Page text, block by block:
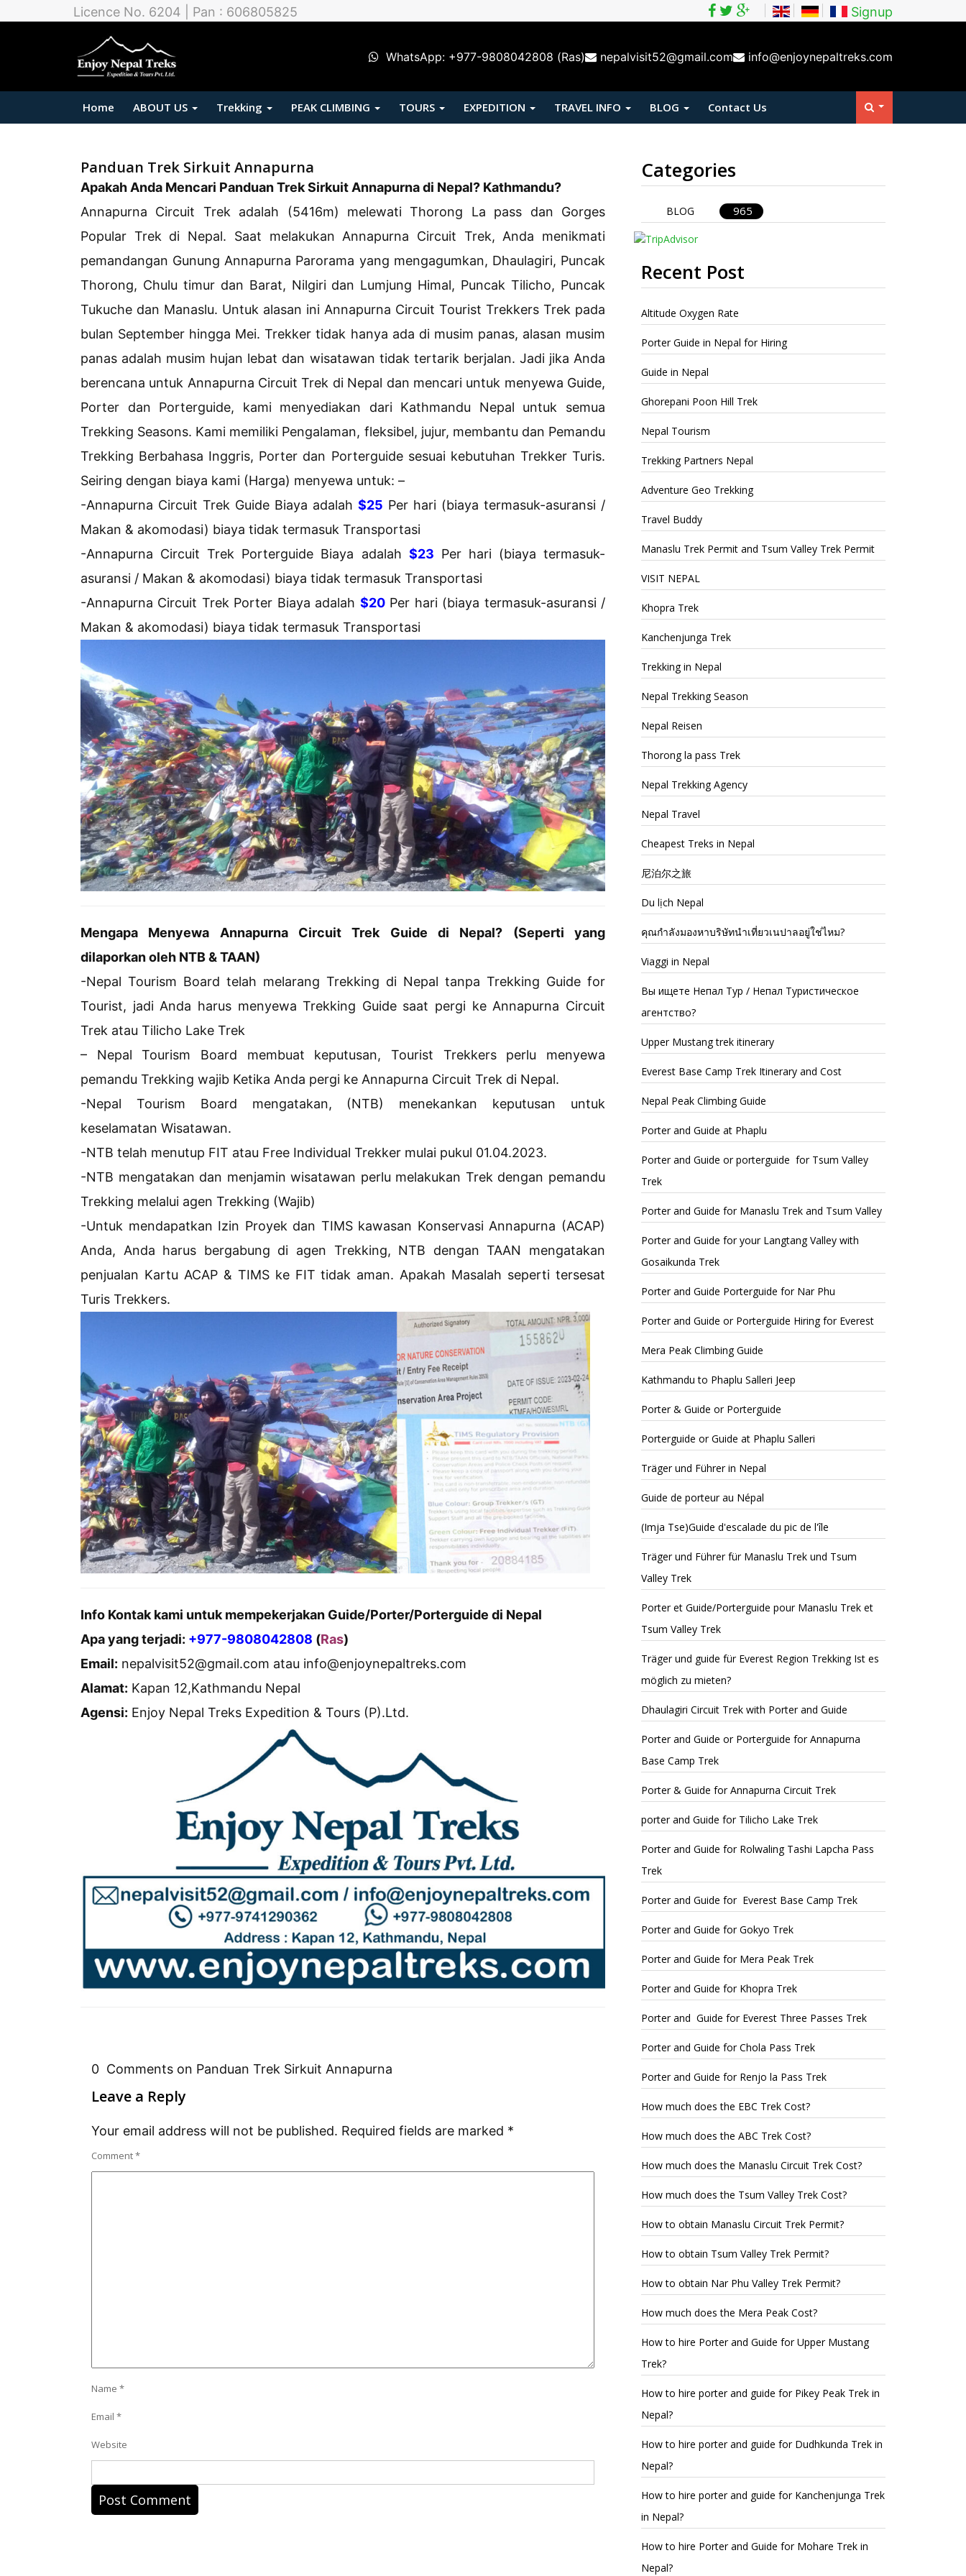
Licence No. 6204 | Pan : 606805825 Signup
WhatsApp: +977-9808042808 (Ras) nepalvisit52@gmail.com info@enjoynepaltreks.com
Home ABOUT US Trekking PEAK CLIMBING TOURS EXPEDITION TRAVEL INFO BLOG Contact Us
Panduan Trek Sirkuit Annapurna
Apakah Anda Mencari Panduan Trek Sirkuit Annapurna di Nepal? Kathmandu?
Annapurna Circuit Trek adalah (5416m) melewati Thorong La pass dan Gorges
Popular Trek di Nepal. Saat melakukan Annapurna Circuit Trek, Anda menikmati
pemandangan Gunung Annapurna Parorama yang mengagumkan, Dhaulagiri, Puncak
Thorong, Chulu timur dan Barat, Nilgiri dan Lumjung Himal, Puncak Tilicho, Puncak
Tukuche dan Manaslu. Untuk alasan ini Annapurna Circuit Tourist Trekkers Trek pada
bulan September hingga Mei. Trekker tidak hanya ada di musim panas, alasan musim
panas adalah musim hujan lebat dan wisatawan tidak tertarik berjalan. Jadi jika Anda
berencana untuk Annapurna Circuit Trek di Nepal dan mencari untuk menyewa Guide,
Porter dan Porterguide, kami menyediakan dari Kathmandu Nepal untuk semua
Trekking Seasons. Kami memiliki Pengalaman, fleksibel, jujur, membantu dan Pemandu
Trekking Berbahasa Inggris, Porter dan Porterguide sesuai kebutuhan Trekker Turis.
Seiring dengan biaya kami (Harga) menyewa untuk: –
-Annapurna Circuit Trek Guide Biaya adalah $25 Per hari (biaya termasuk-asuransi /
Makan & akomodasi) biaya tidak termasuk Transportasi
-Annapurna Circuit Trek Porterguide Biaya adalah $23 Per hari (biaya termasuk-
asuransi / Makan & akomodasi) biaya tidak termasuk Transportasi
-Annapurna Circuit Trek Porter Biaya adalah $20Per hari (biaya termasuk-asuransi /
Makan & akomodasi) biaya tidak termasuk Transportasi
Mengapa Menyewa Annapurna Circuit Trek Guide di Nepal? (Seperti yang
dilaporkan oleh NTB & TAAN)
-Nepal Tourism Board telah melarang Trekking di Nepal tanpa Trekking Guide for
Tourist, jadi Anda harus menyewa Trekking Guide saat pergi ke Annapurna Circuit
Trek atau Tilicho Lake Trek
– Nepal Tourism Board membuat keputusan, Tourist Trekkers perlu menyewa
pemandu Trekking wajib Ketika Anda pergi ke Annapurna Circuit Trek di Nepal.
-Nepal Tourism Board mengatakan, (NTB) menekankan keputusan untuk
keselamatan Wisatawan.
-NTB telah menutup FIT atau Free Individual Trekker mulai pukul 01.04.2023.
-NTB mengatakan dan menjamin wisatawan perlu melakukan Trek dengan pemandu
Trekking melalui agen Trekking (Wajib)
-Untuk mendapatkan Izin Proyek dan TIMS kawasan Konservasi Annapurna (ACAP)
Anda, Anda harus bergabung di agen Trekking, NTB dengan TAAN mengatakan
penjualan Kartu ACAP & TIMS ke FIT tidak aman. Apakah Masalah seperti tersesat
Turis Trekkers.
Info Kontak kami untuk mempekerjakan Guide/Porter/Porterguide di Nepal
Apa yang terjadi: +977-9808042808 (Ras)
Email: nepalvisit52@gmail.com atau info@enjoynepaltreks.com
Alamat: Kapan 12,Kathmandu Nepal
Agensi: Enjoy Nepal Treks Expedition & Tours (P).Ltd.
0 Comments on Panduan Trek Sirkuit Annapurna
Leave a Reply
Your email address will not be published. Required fields are marked *
Comment*
Name *
Email *
Website
Categories
BLOG 965
Recent Post
Altitude Oxygen Rate
Porter Guide in Nepal for Hiring
Guide in Nepal
Ghorepani Poon Hill Trek
Nepal Tourism
Trekking Partners Nepal
Adventure Geo Trekking
Travel Buddy
Manaslu Trek Permit and Tsum Valley Trek Permit
VISIT NEPAL
Khopra Trek
Kanchenjunga Trek
Trekking in Nepal
Nepal Trekking Season
Nepal Reisen
Thorong la pass Trek
Nepal Trekking Agency
Nepal Travel
Cheapest Treks in Nepal
尼泊尔之旅
Du lịch Nepal
คุณกำลังมองหาบริษัทนำเที่ยวเนปาลอยู่ใช่ไหม?
Viaggi in Nepal
Вы ищете Непал Тур / Непал Туристическое
агентство?
Upper Mustang trek itinerary
Everest Base Camp Trek Itinerary and Cost
Nepal Peak Climbing Guide
Porter and Guide at Phaplu
Porter and Guide or porterguide for Tsum Valley
Trek
Porter and Guide for Manaslu Trek and Tsum Valley
Porter and Guide for your Langtang Valley with
Gosaikunda Trek
Porter and Guide Porterguide for Nar Phu
Porter and Guide or Porterguide Hiring for Everest
Mera Peak Climbing Guide
Kathmandu to Phaplu Salleri Jeep
Porter & Guide or Porterguide
Porterguide or Guide at Phaplu Salleri
Träger und Führer in Nepal
Guide de porteur au Népal
(Imja Tse)Guide d'escalade du pic de l'île
Träger und Führer für Manaslu Trek und Tsum
Valley Trek
Porter et Guide/Porterguide pour Manaslu Trek et
Tsum Valley Trek
Träger und guide für Everest Region Trekking Ist es
möglich zu mieten?
Dhaulagiri Circuit Trek with Porter and Guide
Porter and Guide or Porterguide for Annapurna
Base Camp Trek
Porter & Guide for Annapurna Circuit Trek
porter and Guide for Tilicho Lake Trek
Porter and Guide for Rolwaling Tashi Lapcha Pass
Trek
Porter and Guide for Everest Base Camp Trek
Porter and Guide for Gokyo Trek
Porter and Guide for Mera Peak Trek
Porter and Guide for Khopra Trek
Porter and Guide for Everest Three Passes Trek
Porter and Guide for Chola Pass Trek
Porter and Guide for Renjo la Pass Trek
How much does the EBC Trek Cost?
How much does the ABC Trek Cost?
How much does the Manaslu Circuit Trek Cost?
How much does the Tsum Valley Trek Cost?
How to obtain Manaslu Circuit Trek Permit?
How to obtain Tsum Valley Trek Permit?
How to obtain Nar Phu Valley Trek Permit?
How much does the Mera Peak Cost?
How to hire Porter and Guide for Upper Mustang
Trek?
How to hire porter and guide for Pikey Peak Trek in
Nepal?
How to hire porter and guide for Dudhkunda Trek in
Nepal?
How to hire porter and guide for Kanchenjunga Trek
in Nepal?
How to hire Porter and Guide for Mohare Trek in
Nepal?